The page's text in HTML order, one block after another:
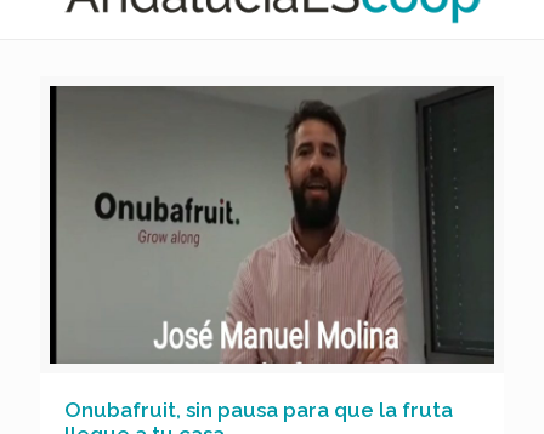
Onubafruit, sin pausa para que la fruta